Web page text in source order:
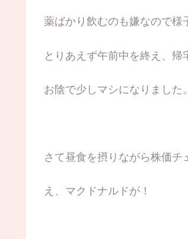
薬ばかり飲むのも嫌なので様
とりあえず午前中を終え、帰
お陰で少しマシになりました。
さて昼食を摂りながら株価チ
え、マクドナルドが！